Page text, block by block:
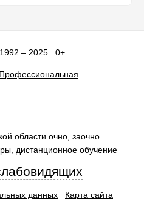
– 2025 0+
Профессиональная
области очно, заочно.
дистанционное обучение
данных Карта сайта